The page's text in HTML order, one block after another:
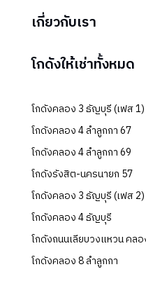
เกี่ยวกับเรา
โกดังให้เช่าทั้งหมด
โกดังคลอง 3 ธัญบุรี (เฟส 1)
โกดังคลอง 4 ลำลูกกา 67
โกดังคลอง 4 ลำลูกกา 69
โกดังรังสิต-นครนายก 57
โกดังคลอง 3 ธัญบุรี (เฟส 2)
โกดังคลอง 4 ธัญบุรี
โกดังถนนเลียบวงแหวน คล
โกดังคลอง 8 ลำลูกกา